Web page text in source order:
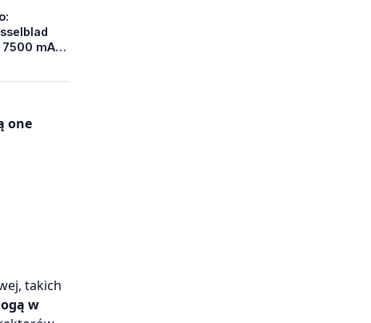
mAh
one
takich
w